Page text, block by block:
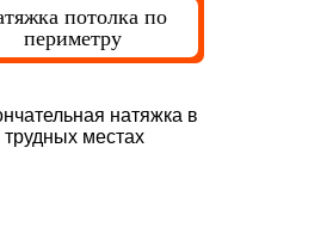
потолка по
периметру